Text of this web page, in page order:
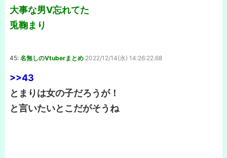
大事な男V忘れてた
兎鞠まり
45: 名無しのVtuberまとめ 2022/12/14(水) 14:26:22.68
>>43
とまりは女の子だろうが！
と言いたいとこだがそうね